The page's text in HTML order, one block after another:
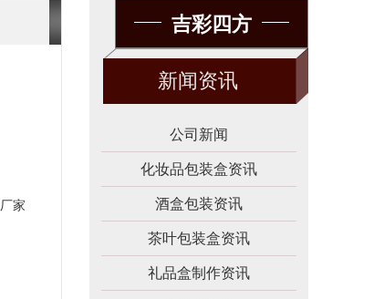
厂家
吉彩四方
新闻资讯
公司新闻
化妆品包装盒资讯
酒盒包装资讯
茶叶包装盒资讯
礼品盒制作资讯